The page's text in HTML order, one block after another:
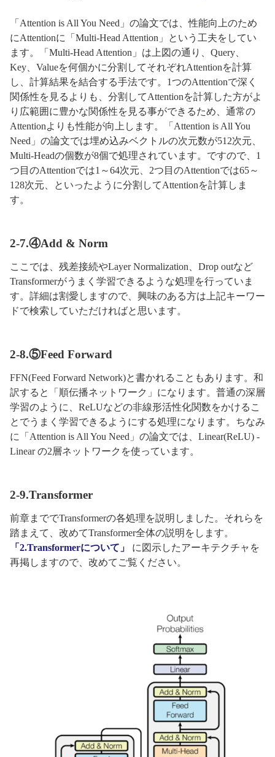
「Attention is All You Need」の論文では、性能向上のため
にAttentionに「Multi-Head Attention」という工夫をしてい
ます。「Multi-Head Attention」は上図の通り、Query、
Key、Valueを何個かに分割してそれぞれAttentionを計算
し、計算結果を結合する手法です。1つのAttentionで深く
関係性を見るよりも、分割してAttentionを計算した方がよ
り広範囲に豊かな関係性を見る事ができるため、通常の
Attentionよりも性能が向上します。「Attention is All You
Need」の論文では埋め込みベクトルの次元数が512次元、
Multi-Headの個数が8個で処理されています。ですので、1
つ目のAttentionでは1～64次元、2つ目のAttentionでは65～
128次元、といったように分割してAttentionを計算しま
す。
2-7.④Add & Norm
ここでは、残差接続やLayer Normalization、Drop outなど
Transformerがうまく学習できるような処理を行っていま
す。詳細は割愛しますので、興味のある方は上記キーワー
ドで検索していただければと思います。
2-8.⑤Feed Forward
FFN(Feed Forward Network)と書かれることもあります。和
訳すると「順伝播ネットワーク」になります。普通の深層
学習のように、ReLUなどの非線形活性化関数をかけるこ
とでうまく学習できるようにする処理になります。ちなみ
に「Attention is All You Need」の論文では、Linear(ReLU) -
Linear の2層ネットワークを使っています。
2-9.Transformer
前章まででTransformerの各処理を説明しました。それらを
踏まえて、改めてTransformer全体の説明をします。
「2.Transformerについて」
に図示したアーキテクチャを
再掲しますので、改めてご覧ください。